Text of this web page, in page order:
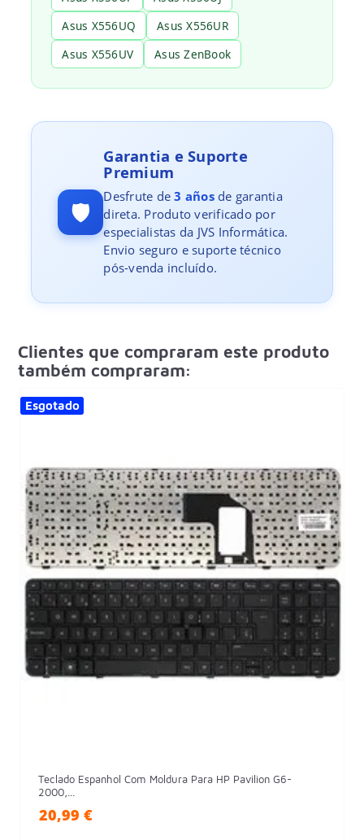
Asus X556UQ
Asus X556UR
Asus X556UV
Asus ZenBook
🛡️
Garantia e Suporte
Premium
Desfrute de3 añosde garantia
direta. Produto verificado por
especialistas da JVS Informática.
Envio seguro e suporte técnico
pós-venda incluído.
Clientes que compraram este produto
também compraram:
Teclado Espanhol Com Moldura Para HP Pavilion G6-
2000,...
20,99 €
Esgotado